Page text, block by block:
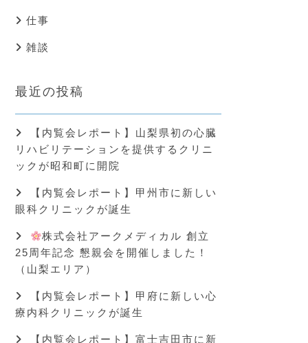
仕事
雑談
最近の投稿
【内覧会レポート】山梨県初の心臓
リハビリテーションを提供するクリニ
ックが昭和町に開院
【内覧会レポート】甲州市に新しい
眼科クリニックが誕生
株式会社アークメディカル 創立
25周年記念 懇親会を開催しました！
（山梨エリア）
【内覧会レポート】甲府に新しい心
療内科クリニックが誕生
【内覧会レポート】富士吉田市に新